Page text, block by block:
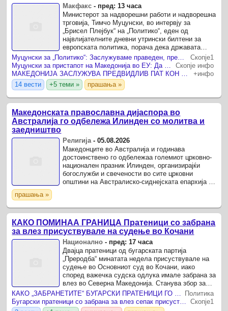
Макфакс - пред: 13 часа
Министерот за надворешни работи и надворешна
трговија, Тимчо Муцунски, во интервју за
„Брисел Плејбук“ на „Политико“, еден од
највлијателните дневни утрински билтени за
европската политика, порача дека државата
заслужува праведен, предвидлив и кредибилен
пат кон полноправно ...
Скопје1
Скопје инфо
+инфо
14 вести
+5 теми » прашања »
Македонската православна дијаспора во
Австралија го одбележа Илинден со молитва и
заедништво
Религија -05.08.2026
Македонците во Австралија и годинава
достоинствено го одбележаа големиот црковно-
национален празник Илинден, организирајќи
богослужби и свечености во сите црковни
општини на Австралиско-сиднејската епархија на
прашања »
КАКО ПОМИНАА ГРАНИЦА Пратеници со забрана
за влез присуствувале на судење во Кочани
Национално - пред: 17 часа
Двајца пратеници од бугарската партија
„Преродба“ минатата недела присуствувале на
судење во Основниот суд во Кочани, иако
според важечка судска одлука имале забрана за
влез во Северна Македонија. Станува збор за
Крсто Врачев и Ангел Георгиев, кои преку објави
на социјалните ...
КАКО „ЗАБРАНЕТИТЕ“ БУГАРСКИ ПРАТЕНИЦИ ГО НАЈДОА ПАТОТ ДО КОЧАНИ?
Политика
Бугарски пратеници со забрана за влез сепак присуствувале на судењето во Кочани за Ива Михајлова
Скопје1